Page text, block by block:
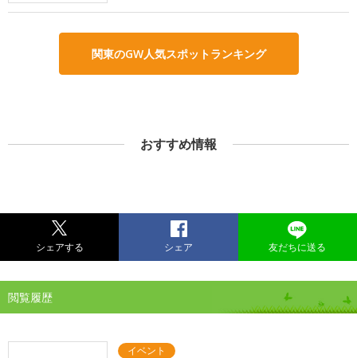
関東のGW人気スポットランキング
おすすめ情報
シェアする シェア 友だちに送る
閲覧履歴